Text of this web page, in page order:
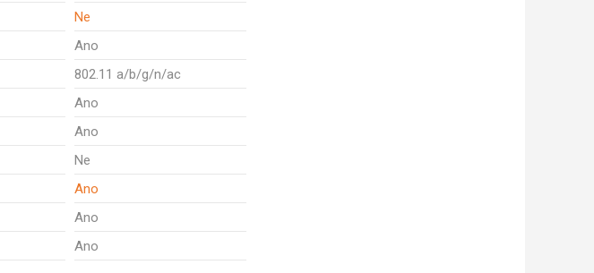
Ne
Ano
802.11 a/b/g/n/ac
Ano
Ano
Ne
Ano
Ano
Ano